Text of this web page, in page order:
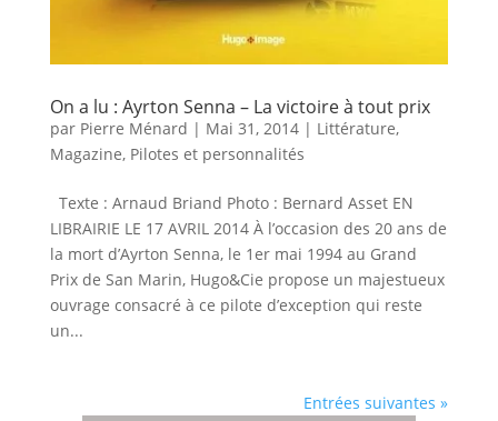
On a lu : Ayrton Senna – La victoire à tout prix
par Pierre Ménard | Mai 31, 2014| Littérature,
Magazine, Pilotes et personnalités
Texte : Arnaud Briand Photo : Bernard Asset EN
LIBRAIRIE LE 17 AVRIL 2014 À l’occasion des 20 ans de
la mort d’Ayrton Senna, le 1er mai 1994 au Grand
Prix de San Marin, Hugo&Cie propose un majestueux
ouvrage consacré à ce pilote d’exception qui reste
un...
Entrées suivantes »